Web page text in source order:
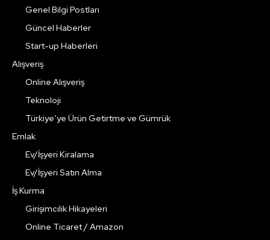
Genel Bilgi Postları
Güncel Haberler
Start-up Haberleri
Alışveriş
Online Alışveriş
Teknoloji
Türkiye’ye Ürün Getirtme ve Gümrük
Emlak
Ev/İşyeri Kiralama
Ev/İşyeri Satın Alma
İş Kurma
Girişimcilik Hikayeleri
Online Ticaret / Amazon